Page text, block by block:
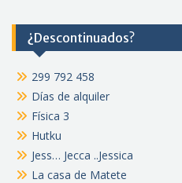
¿Descontinuados?
299 792 458
Días de alquiler
Física 3
Hutku
Jess… Jecca ..Jessica
La casa de Matete